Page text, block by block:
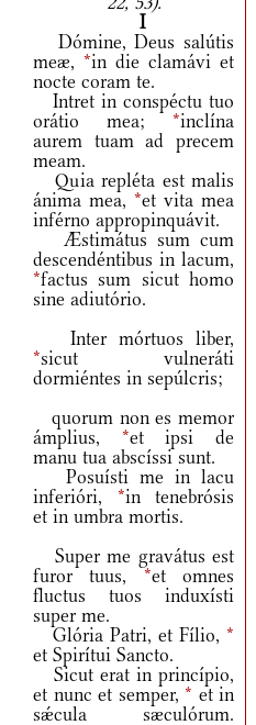
I
Dómine, Deus salútis
meæ, *in die clamávi et
nocte coram te.
Intret in conspéctu tuo
orátio mea; *inclína
aurem tuam ad precem
meam.
Quia repléta est malis
ánima mea, *et vita mea
inférno appropinquávit.
Æstimátus sum cum
descendéntibus in lacum,
*factus sum sicut homo
sine adiutório.
Inter mórtuos liber,
*sicut vulneráti
dormiéntes in sepúlcris;
quorum non es memor
ámplius, *et ipsi de
manu tua abscíssi sunt.
Posuísti me in lacu
inferióri, *in tenebrósis
et in umbra mortis.
Super me gravátus est
furor tuus, *et omnes
fluctus tuos induxísti
super me.
Glória Patri, et Fílio, *
et Spirítui Sancto.
Sicut erat in princípio,
et nunc et semper, * et in
sǽcula sæculórum.